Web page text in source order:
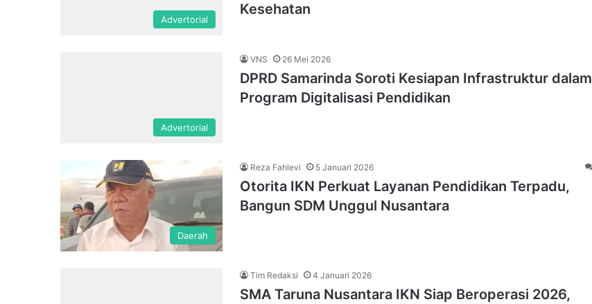
Advertorial
Kesehatan
Advertorial
VNS 26 Mei 2026
DPRD Samarinda Soroti Kesiapan Infrastruktur dalam
Program Digitalisasi Pendidikan
Daerah
Reza Fahlevi 5 Januari 2026
Otorita IKN Perkuat Layanan Pendidikan Terpadu,
Bangun SDM Unggul Nusantara
Tim Redaksi 4 Januari 2026
SMA Taruna Nusantara IKN Siap Beroperasi 2026,